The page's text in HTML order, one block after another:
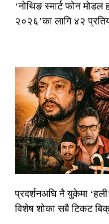
‘नोथिङ स्मार्ट फोन मोडल
२०२६’का लागि ४२
प्रदर्शनअघि नै युकेमा
विशेष शोका सबै टिकट